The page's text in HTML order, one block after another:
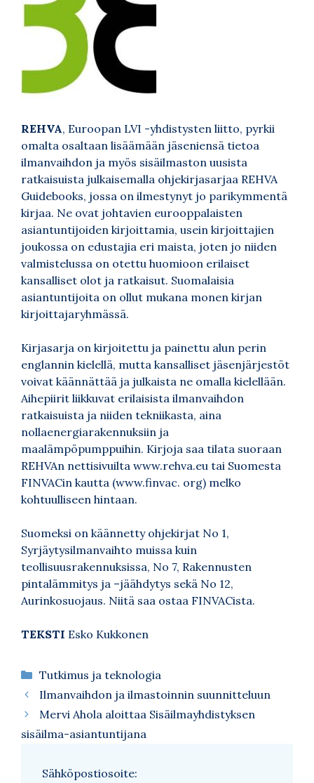
REHVA, Euroopan LVI -yhdistysten liitto, pyrkii
omalta osaltaan lisäämään jäseniensä tietoa
ilmanvaihdon ja myös sisäilmaston uusista
ratkaisuista julkaisemalla ohjekirjasarjaa REHVA
Guidebooks, jossa on ilmestynyt jo parikymmentä
kirjaa. Ne ovat johtavien eurooppalaisten
asiantuntijoiden kirjoittamia, usein kirjoittajien
joukossa on edustajia eri maista, joten jo niiden
valmistelussa on otettu huomioon erilaiset
kansalliset olot ja ratkaisut. Suomalaisia
asiantuntijoita on ollut mukana monen kirjan
kirjoittajaryhmässä.
Kirjasarja on kirjoitettu ja painettu alun perin
englannin kielellä, mutta kansalliset jäsenjärjestöt
voivat käännättää ja julkaista ne omalla kielellään.
Aihepiirit liikkuvat erilaisista ilmanvaihdon
ratkaisuista ja niiden tekniikasta, aina
nollaenergiarakennuksiin ja
maalämpöpumppuihin. Kirjoja saa tilata suoraan
REHVAn nettisivuilta www.rehva.eu tai Suomesta
FINVACin kautta (www.finvac. org) melko
kohtuulliseen hintaan.
Suomeksi on käännetty ohjekirjat No 1,
Syrjäytysilmanvaihto muissa kuin
teollisuusrakennuksissa, No 7, Rakennusten
pintalämmitys ja –jäähdytys sekä No 12,
Aurinkosuojaus. Niitä saa ostaa FINVACista.
TEKSTI Esko Kukkonen
Kategoriat
Tutkimus ja teknologia
Ilmanvaihdon ja ilmastoinnin suunnitteluun
Mervi Ahola aloittaa Sisäilmayhdistyksen
sisäilma-asiantuntijana
Sähköpostiosoite: